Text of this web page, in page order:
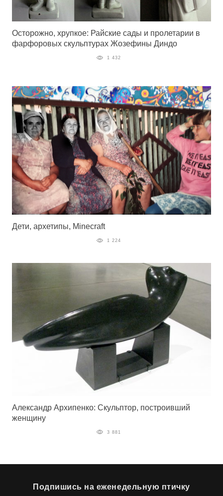
Осторожно, хрупкое: Райские сады и пролетарии в
фарфоровых скульптурах Жозефины Диндо
1 432
Дети, архетипы, Minecraft
1 224
Александр Архипенко: Скульптор, построивший
женщину
3 881
Подпишись на еженедельную птичку